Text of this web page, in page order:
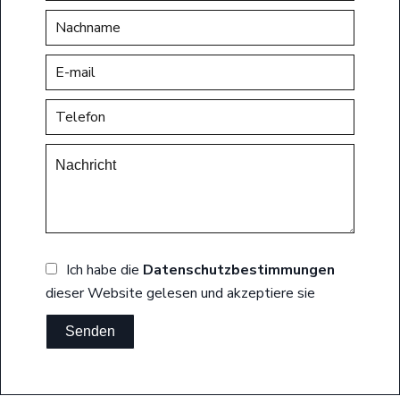
Ich habe die Datenschutzbestimmungen
dieser Website gelesen und akzeptiere sie
Senden